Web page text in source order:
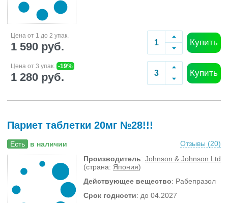
Цена от 1 до 2 упак.
1 590 руб. Купить
Цена от 3 упак. -19%
1 280 руб. Купить
Париет таблетки 20мг №28!!!
Есть в наличии Отзывы (20)
Производитель: Johnson & Johnson Ltd
(страна: Япония)
Действующее вещество: Рабепразол
Срок годности: до 04.2027